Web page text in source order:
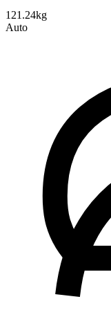
121.24kg
Auto